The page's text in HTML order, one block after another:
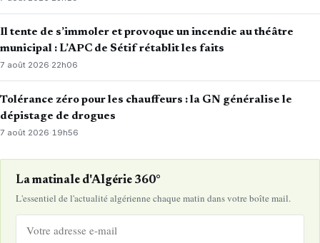
Il tente de s’immoler et provoque un incendie au théâtre
municipal : L’APC de Sétif rétablit les faits
7 août 2026·22h06
Tolérance zéro pour les chauffeurs : la GN généralise le
dépistage de drogues
7 août 2026· 19h56
La matinale d'Algérie 360°
L'essentiel de l'actualité algérienne chaque matin dans votre boîte mail.